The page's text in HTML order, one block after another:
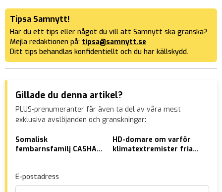
Tipsa Samnytt!
Har du ett tips eller något du vill att Samnytt ska granska?
Mejla redaktionen på: tipsa@samnytt.se
Ditt tips behandlas konfidentiellt och du har källskydd.
Gillade du denna artikel?
PLUS-prenumeranter får även ta del av våra mest
exklusiva avslöjanden och granskningar:
Somalisk
fembarnsfamilj CASHA
HD-domare om varför
klimatextremister frias
E-postadress